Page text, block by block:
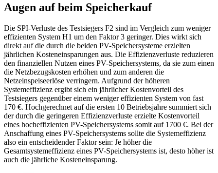
Augen auf beim Speicherkauf
Die SPI-Verluste des Testsiegers F2 sind im Vergleich zum weniger
effizienten System H1 um den Faktor 3 geringer. Dies wirkt sich
direkt auf die durch die beiden PV-Speichersysteme erzielten
jährlichen Kosteneinsparungen aus. Die Effizienzverluste reduzieren
den finanziellen Nutzen eines PV-Speichersystems, da sie zum einen
die Netzbezugskosten erhöhen und zum anderen die
Netzeinspeiseerlöse verringern. Aufgrund der höheren
Systemeffizienz ergibt sich ein jährlicher Kostenvorteil des
Testsiegers gegenüber einem weniger effizienten System von fast
170 €. Hochgerechnet auf die ersten 10 Betriebsjahre summiert sich
der durch die geringeren Effizienzverluste erzielte Kostenvorteil
eines hocheffizienten PV-Speichersystems somit auf 1700 €. Bei der
Anschaffung eines PV-Speichersystems sollte die Systemeffizienz
also ein entscheidender Faktor sein: Je höher die
Gesamtsystemeffizienz eines PV-Speichersystems ist, desto höher ist
auch die jährliche Kosteneinsparung.